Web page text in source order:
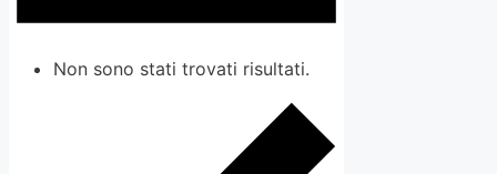
Non sono stati trovati risultati.